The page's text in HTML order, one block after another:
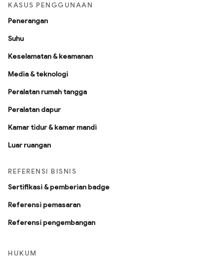
KASUS PENGGUNAAN
Penerangan
Suhu
Keselamatan & keamanan
Media & teknologi
Peralatan rumah tangga
Peralatan dapur
Kamar tidur & kamar mandi
Luar ruangan
REFERENSI BISNIS
Sertifikasi & pemberian badge
Referensi pemasaran
Referensi pengembangan
HUKUM